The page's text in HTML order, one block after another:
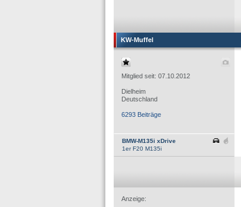
KW-Muffel
Mitglied seit: 07.10.2012
Dielheim
Deutschland
6293 Beiträge
BMW-M135i xDrive
1er F20 M135i
Anzeige: